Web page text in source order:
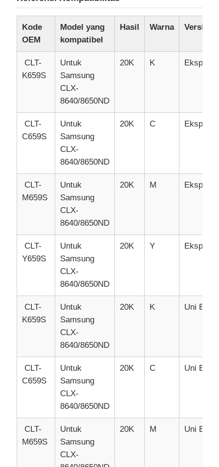
Tentang kita
Hubungi kami
Semua Kasus
Quote request suatu
Chip toner HP
Chip Toner Xerox
Chip Toner Lexmark
Chip toner Kyocera
Chip Toner Samsung
Canon Toner Chip
Chip Toner OKI
Chip Toner Brother
Minolta Toner Chip
Chip Toner Ricoh
Kode
OEM
Model yang
kompatibel
Hasil Warna Versi
CLT-
K659S
Untuk
Samsung
CLX-
8640/8650ND
20K K Ekspirasi
CLT-
C659S
Untuk
Samsung
CLX-
8640/8650ND
20K C Ekspirasi
CLT-
M659S
Untuk
Samsung
CLX-
8640/8650ND
20K M Ekspirasi
CLT-
Y659S
Untuk
Samsung
CLX-
8640/8650ND
20K Y Ekspirasi
CLT-
K659S
Untuk
Samsung
CLX-
8640/8650ND
20K K Uni
CLT-
C659S
Untuk
Samsung
CLX-
8640/8650ND
20K C Uni
CLT-
M659S
Untuk
Samsung
CLX-
20K M Uni